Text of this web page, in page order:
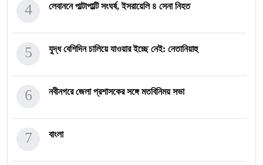
লেবাননে পাল্টাপাল্টি সংঘর্ষ, ইসরায়েলি ৪ সেনা নিহত
4
যুদ্ধ বেশিদিন চালিয়ে যাওয়ার ইচ্ছে নেই: নেতানিয়াহু
5
নবীনগরে জেলা প্রশাসকের সঙ্গে মতবিনিময় সভা
6
বাংলা
7